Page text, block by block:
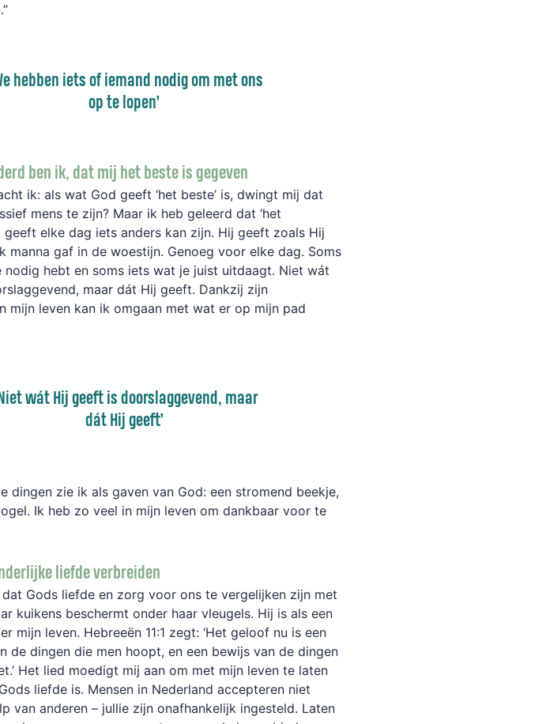
e hebben iets of iemand nodig om met ons
op te lopen’
ben ik, dat mij het beste is gegeven
ik: als wat God geeft ‘het beste’ is, dwingt mij dat
mens te zijn? Maar ik heb geleerd dat ‘het
geeft elke dag iets anders kan zijn. Hij geeft zoals Hij
manna gaf in de woestijn. Genoeg voor elke dag. Soms
hebt en soms iets wat je juist uitdaagt. Niet wát
maar dát Hij geeft. Dankzij zijn
mijn leven kan ik omgaan met wat er op mijn pad
wát Hij geeft is doorslaggevend, maar
dát Hij geeft’
dingen zie ik als gaven van God: een stromend beekje,
Ik heb zo veel in mijn leven om dankbaar voor te
liefde verbreiden
dat Gods liefde en zorg voor ons te vergelijken zijn met
kuikens beschermt onder haar vleugels. Hij is als een
mijn leven. Hebreeën 11:1 zegt: ‘Het geloof nu is een
de dingen die men hoopt, en een bewijs van de dingen
Het lied moedigt mij aan om met mijn leven te laten
liefde is. Mensen in Nederland accepteren niet
van anderen – jullie zijn onafhankelijk ingesteld. Laten